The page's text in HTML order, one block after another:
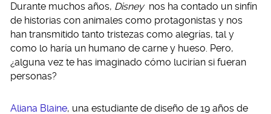
Durante muchos años, Disney nos ha contado un sinfín
de historias con animales como protagonistas y nos
han transmitido tanto tristezas como alegrías, tal y
como lo haría un humano de carne y hueso. Pero,
¿alguna vez te has imaginado cómo lucirían si fueran
personas?
Aliana Blaine, una estudiante de diseño de 19 años de